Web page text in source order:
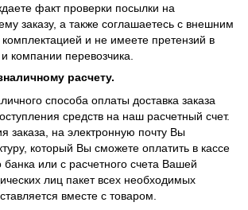
факт проверки посылки на
заказу, а также соглашаетесь с внешним
и не имеете претензий в
компании перевозчика.
расчету.
способа оплаты доставка заказа
средств на наш расчетный счет.
заказа, на электронную почту Вы
который Вы сможете оплатить в кассе
или с расчетного счета Вашей
лиц пакет всех необходимых
вместе с товаром.